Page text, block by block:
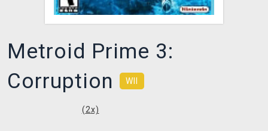
Metroid Prime 3:
Corruption
WII
(2x)